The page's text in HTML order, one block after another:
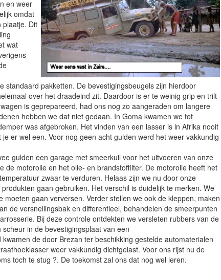
en weer
omdat
plaatje. Dit
wat
standaard pakketten. De bevestigingsbeugels zijn hierdoor
over het draadeind zit. Daardoor is er te weinig grip en trilt
is geprepareerd, had ons nog zo aangeraden om langere
hebben we dat niet gedaan. In Goma kwamen we tot
was afgebroken. Het vinden van een lasser is in Afrika nooit
er wel een. Voor nog geen acht gulden werd het weer vakkundig
gulden een garage met smeerkuil voor het uitvoeren van onze
de motorolie en het olie- en brandstoffilter. De motorolie heeft het
zwaar te verduren. Helaas zijn we nu door onze
gaan gebruiken. Het verschil is duidelijk te merken. We
gaan verversen. Verder stellen we ook de kleppen, maken
de versnellingsbak en differentieel, behandelen de smeerpunten
Bij deze controle ontdekten we versleten rubbers van de
in de bevestigingsplaat van een
de door Brezan ter beschikking gestelde automaterialen
weer vakkundig dichtgelast. Voor ons rijst nu de
toch te stug ?. De toekomst zal ons dat nog wel leren.